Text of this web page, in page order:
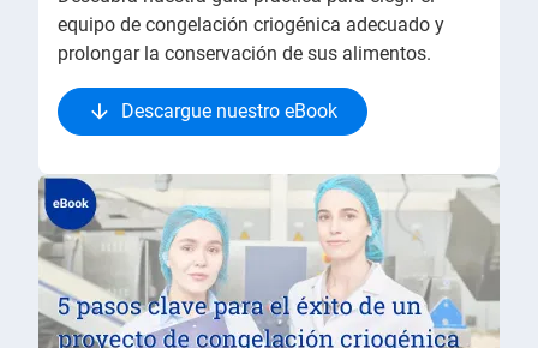
equipo de congelación criogénica adecuado y
prolongar la conservación de sus alimentos.
Descargue nuestro eBook